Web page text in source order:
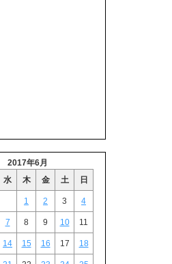
2017年6月
水 木 金 土 日
1 2 3 4
7 8 9 10 11
14 15 16 17 18